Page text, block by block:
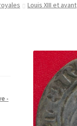
Louis XIII et avant
-